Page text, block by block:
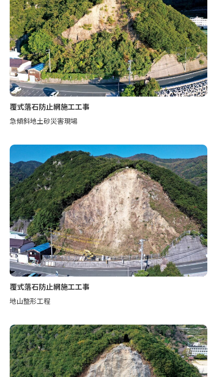
覆式落石防止網施工工事
急傾斜地土砂災害現場
覆式落石防止網施工工事
地山整形工程